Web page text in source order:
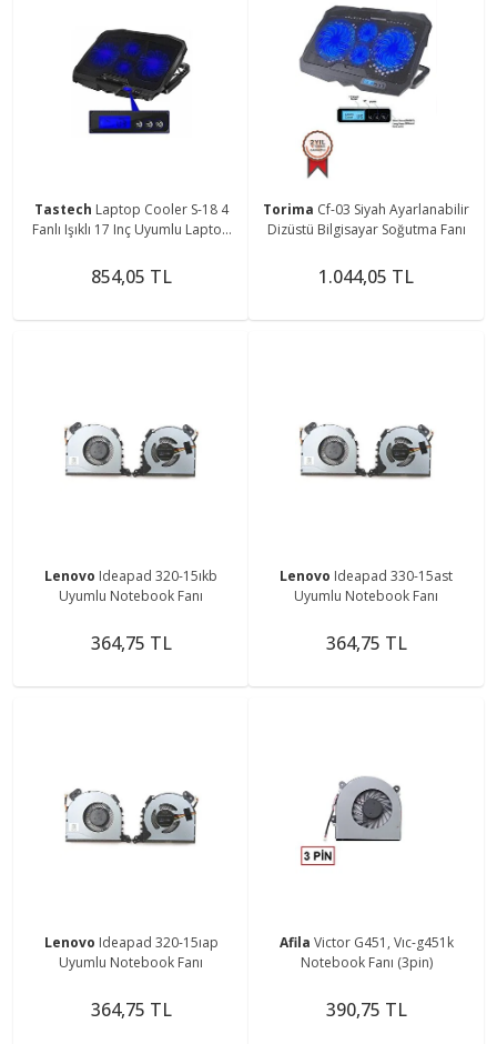
Tastech Laptop Cooler S-18 4
Fanlı Işıklı 17 Inç Uyumlu Laptop
854,05 TL
Torima Cf-03 Siyah Ayarlanabilir
Dizüstü Bilgisayar Soğutma Fanı
1.044,05 TL
Lenovo Ideapad 320-15ıkb
Uyumlu Notebook Fanı
364,75 TL
Lenovo Ideapad 330-15ast
Uyumlu Notebook Fanı
364,75 TL
Lenovo Ideapad 320-15ıap
Uyumlu Notebook Fanı
364,75 TL
Afila Victor G451, Vıc-g451k
Notebook Fanı (3pin)
390,75 TL